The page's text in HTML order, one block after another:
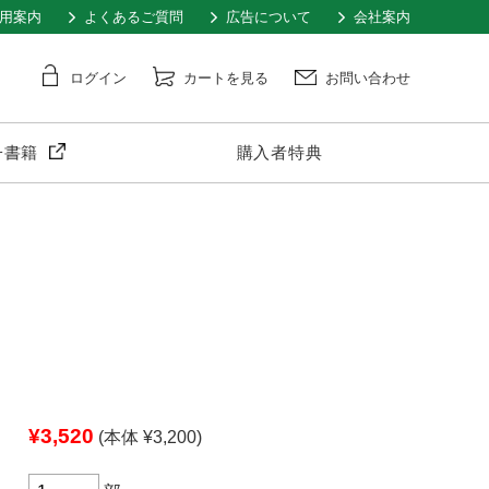
案内 よくあるご質問 広告について 会社案内
ログイン カートを見る お問い合わせ
籍 購入者特典
¥3,520 (本体 ¥3,200)